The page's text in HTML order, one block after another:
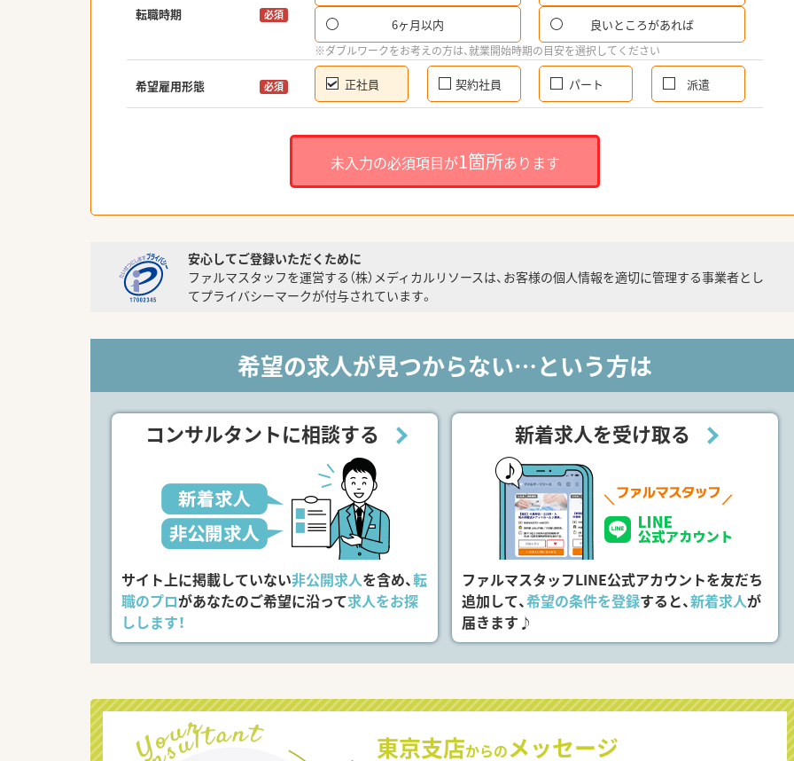
転職時期 必須
6ヶ月以内 良いところがあれば
※ダブルワークをお考えの方は、就業開始時期の目安を選択してください
希望雇用形態 必須 正社員 契約社員 パート 派遣
未入力の必須項目が1箇所あります
安心してご登録いただくために
ファルマスタッフを運営する（株）メディカルリソースは、お客様の個人情報を適切に管理する事業者とし
てプライバシーマークが付与されています。
希望の求人が見つからない…という方は
コンサルタントに相談する
サイト上に掲載していない非公開求人を含め、転
職のプロがあなたのご希望に沿って求人をお探
しします！
新着求人を受け取る
ファルマスタッフLINE公式アカウントを友だち
追加して、希望の条件を登録すると、新着求人が
届きます♪
東京支店からのメッセージ